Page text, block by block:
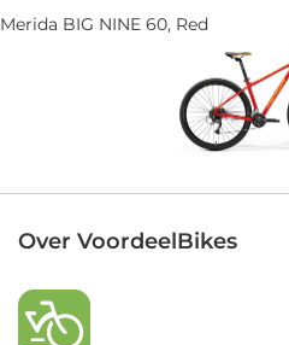
Merida BIG NINE 60, Red
Over VoordeelBikes